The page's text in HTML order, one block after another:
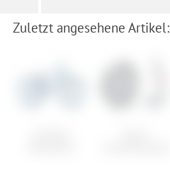
Zuletzt angesehene Artikel: